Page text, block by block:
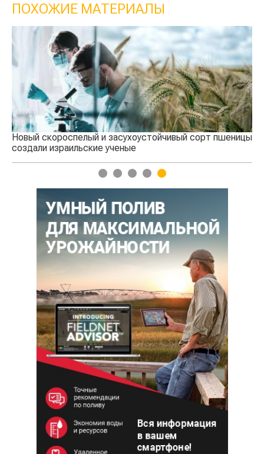
ПОХОЖИЕ МАТЕРИАЛЫ
Как инновации изменят мировой агропромышленный
комплекс
1 2 3 4 5